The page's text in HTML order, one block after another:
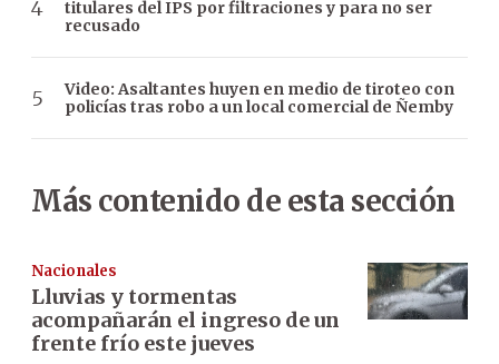
titulares del IPS por filtraciones y para no ser
recusado
Video: Asaltantes huyen en medio de tiroteo con
policías tras robo a un local comercial de Ñemby
Más contenido de esta sección
Nacionales
Lluvias y tormentas
acompañarán el ingreso de un
frente frío este jueves